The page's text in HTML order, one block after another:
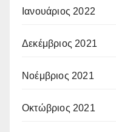
Ιανουάριος 2022
Δεκέμβριος 2021
Νοέμβριος 2021
Οκτώβριος 2021